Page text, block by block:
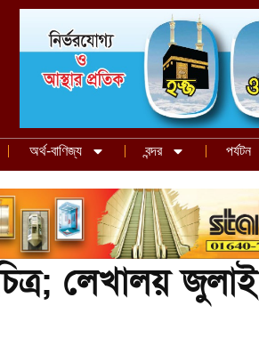
অর্থ-বাণিজ্য বন্দর পর্যটন
লেখালয় জুলাই